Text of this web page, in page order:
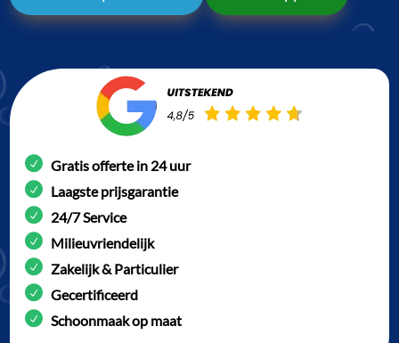
Gratis offerte in 24 uur
Laagste prijsgarantie
24/7 Service
Milieuvriendelijk
Zakelijk & Particulier
Gecertificeerd
Schoonmaak op maat